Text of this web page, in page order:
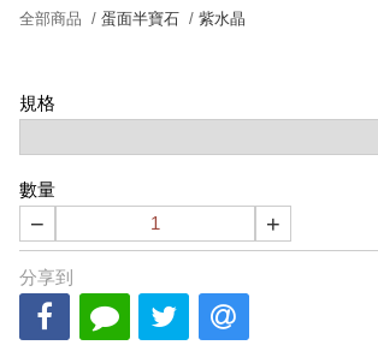
全部商品 /蛋面半寶石 /紫水晶
規格
數量
− +
分享到